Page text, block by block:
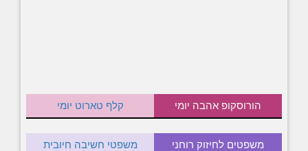
הורוסקופ אהבה יומי קלף טארוט יומי
משפטים לחיזוק רוחני משפטי חשיבה חיובית